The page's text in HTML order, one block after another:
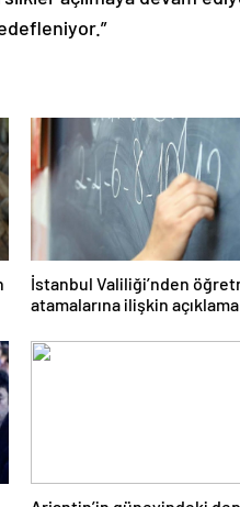
İstanbul Valiliği’nden
atamalarına ilişkin açıklama